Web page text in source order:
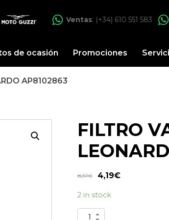
Ventas: (+34) 610 551 583
de ocasión Promociones
AP8102863
FILTRO
8,37€ 4,19€
2 in stock
FILTRO